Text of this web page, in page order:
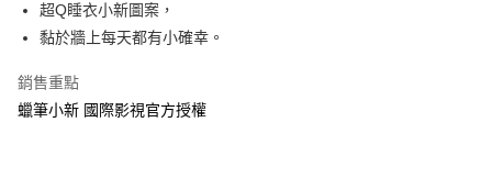
街口支付
AFTEE先享後付
超Q睡衣小新圖案，
黏於牆上每天都有小確幸。
銷售重點
蠟筆小新 國際影視官方授權